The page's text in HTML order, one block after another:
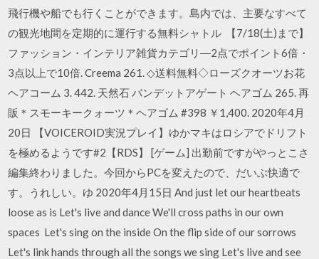
飛行機や船でも行くことができます。島内では、主要なすべて
の観光地間を定期的に運行する無料シャトル 【7/18(土)まで】
ファッション・インテリア雑貨カテゴリ―2点でポイント6倍・
3点以上で10倍. Creema 261. ◇送料無料◇ローズクオーツお花
ヘアコーム 3. 442. 天然石 バンデットアゲート ヘアゴム 265. 再
販＊スモーキークォーツ＊ヘアゴム #398 ￥1,400. 2020年4月
20日 【VOICEROID実況プレイ】ゆかマキはロシアでドリフト
を極めるようです#2【RDS】 [ゲーム] 出勤前ですがやっとこさ
編集終わりました。今回からPCを変えたので、だいぶ快適で
す。うれしい。ゆ 2020年4月15日 And just let our heartbeats
loose as is Let's live and dance We'll cross paths in our own
spaces Let's sing on the inside On the flip side of our sorrows
Let's link hands through all the songs we sing Let's live and see